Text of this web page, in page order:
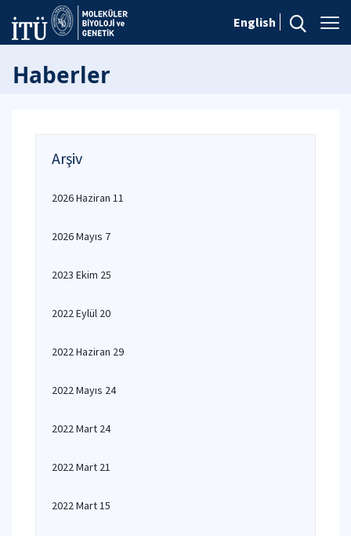
English
Haberler
Arşiv
2026 Haziran 11
2026 Mayıs 7
2023 Ekim 25
2022 Eylül 20
2022 Haziran 29
2022 Mayıs 24
2022 Mart 24
2022 Mart 21
2022 Mart 15